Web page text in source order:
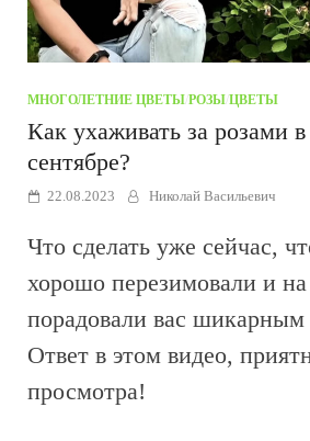
МНОГОЛЕТНИЕ ЦВЕТЫ РОЗЫ ЦВЕТЫ
Как ухаживать за розами в
сентябре?
22.08.2023 Николай Васильевич
Что сделать уже сейчас,
хорошо перезимовали и
порадовали вас шикарным
Ответ в этом видео,
просмотра!